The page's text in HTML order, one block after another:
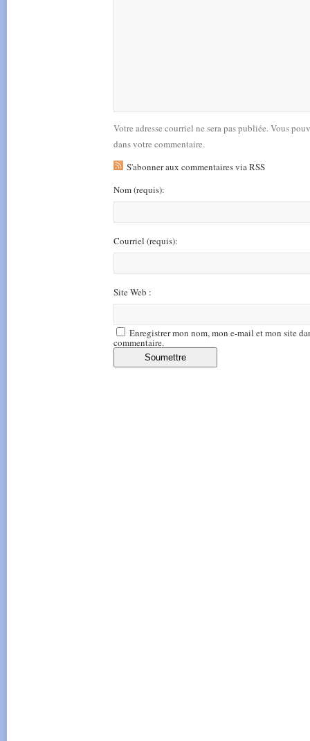
Votre adresse courriel ne sera pas publiée. Vous
dans votre commentaire.
S'abonner aux commentaires via RSS
Nom(requis):
Courriel (requis):
Site Web :
Enregistrer mon nom, mon e-mail et mon site
commentaire.